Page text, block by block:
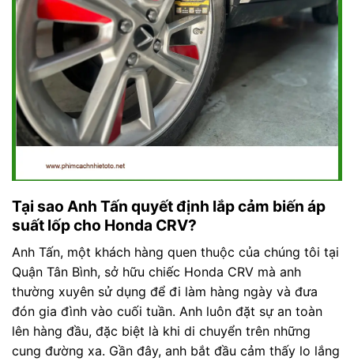
Tại sao Anh Tấn quyết định lắp cảm biến áp
suất lốp cho Honda CRV?
Anh Tấn, một khách hàng quen thuộc của chúng tôi tại
Quận Tân Bình, sở hữu chiếc Honda CRV mà anh
thường xuyên sử dụng để đi làm hàng ngày và đưa
đón gia đình vào cuối tuần. Anh luôn đặt sự an toàn
lên hàng đầu, đặc biệt là khi di chuyển trên những
cung đường xa. Gần đây, anh bắt đầu cảm thấy lo lắng